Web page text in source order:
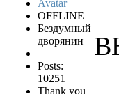
OFFLINE
Бездумный
дворянин
Posts:
10251
Thank you